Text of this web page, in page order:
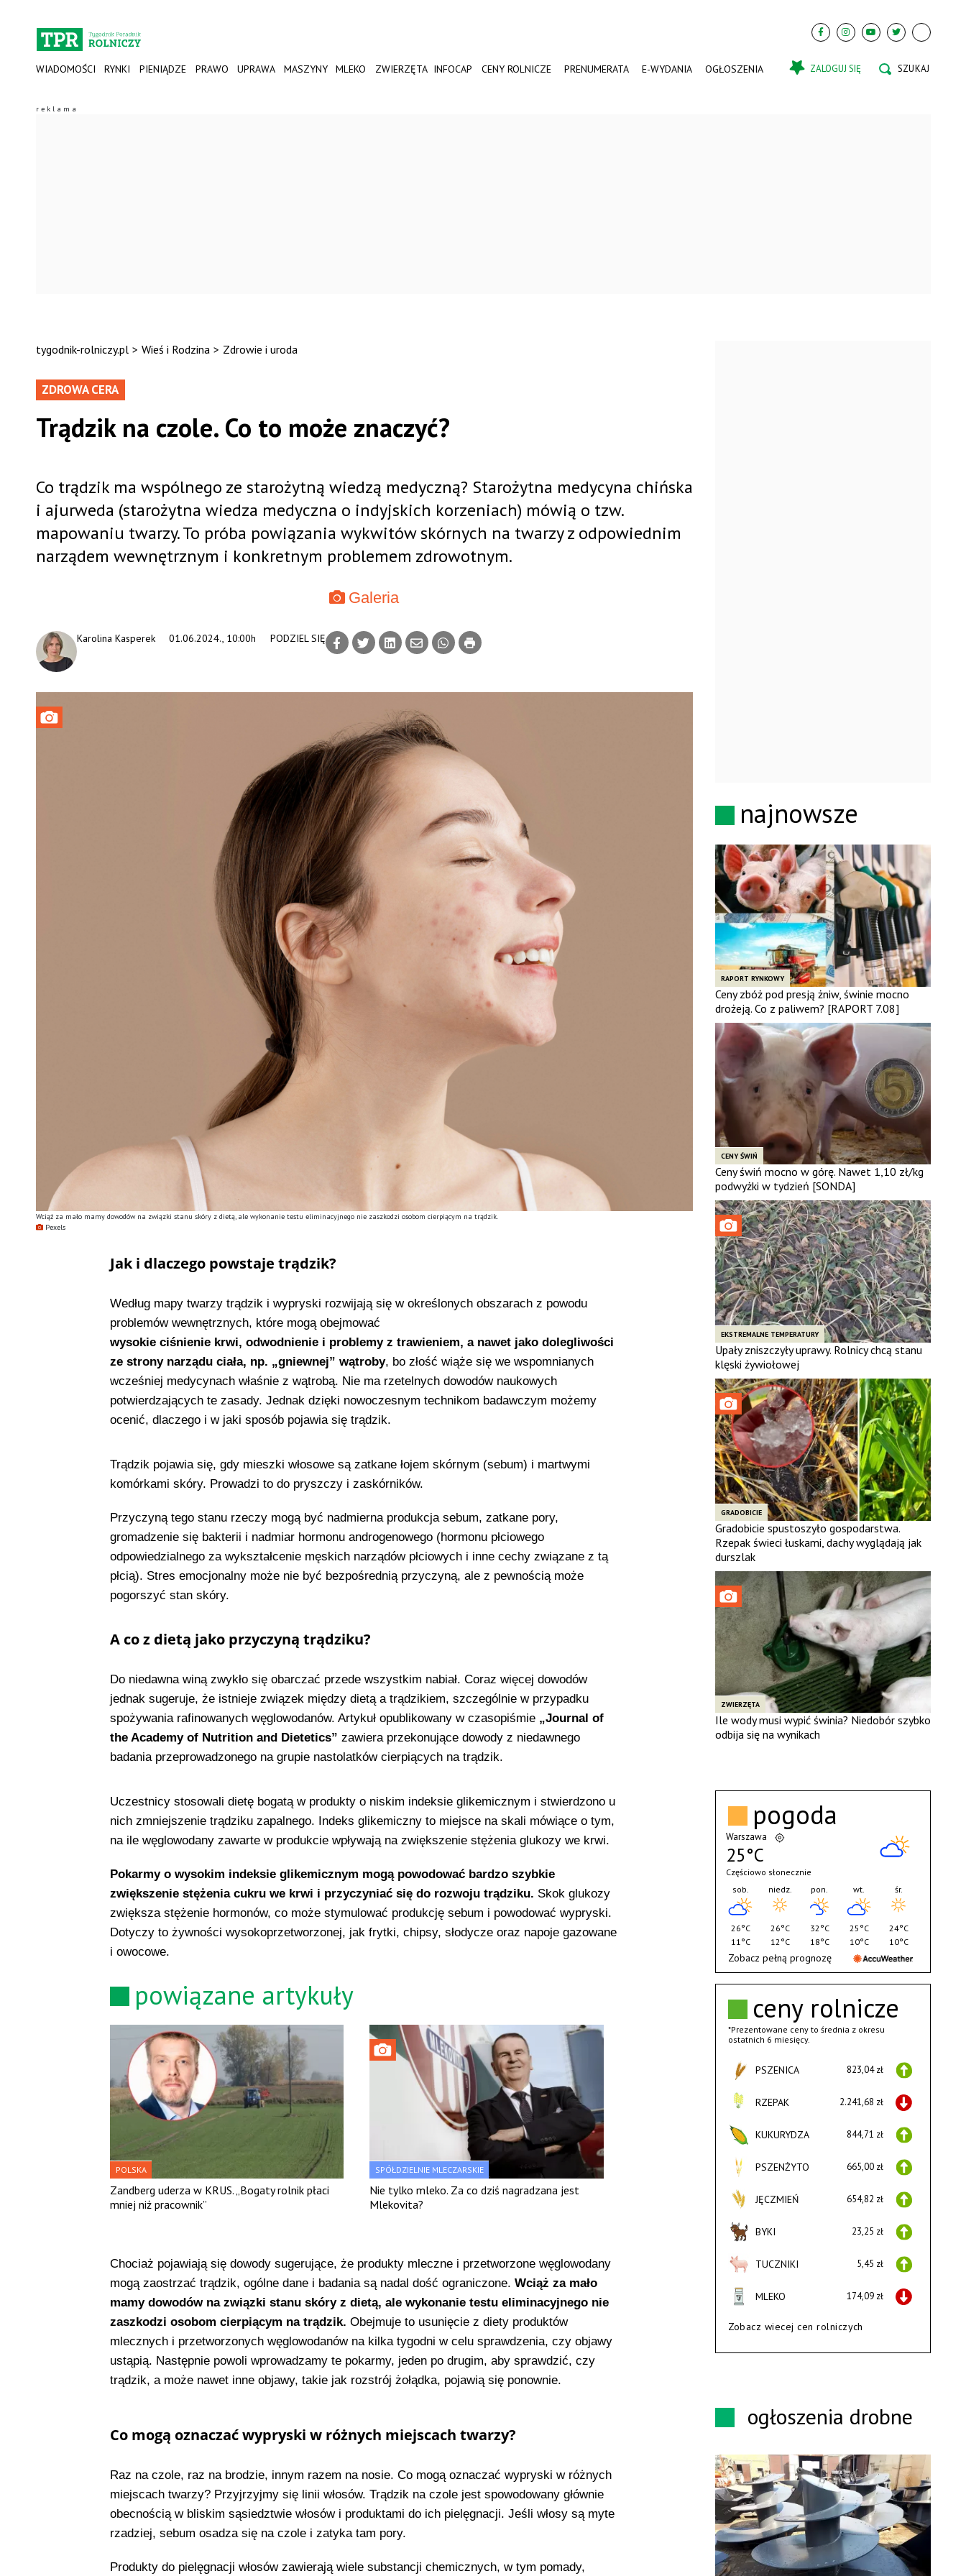
WIADOMOŚCI RYNKI PIENIĄDZE PRAWO UPRAWA MASZYNY MLEKO ZWIERZĘTA INFOCAP CENY ROLNICZE PRENUMERATA E-WYDANIA OGŁOSZENIA ZALOGUJ SIĘ
tygodnik-rolniczy.pl > Wieś i Rodzina > Zdrowie i uroda
Wciąż za mało mamy dowodów na związki stanu skóry z dietą, ale wykonanie testu eliminacyjnego nie zaszkodzi osobom cierpiącym na trądzik.
Pexels
ZDROWA CERA
Trądzik na czole. Co to może znaczyć?
01.06.2024., 10:00h
Karolina Kasperek PODZIEL SIĘ
Co trądzik ma wspólnego ze starożytną wiedzą medyczną? Starożytna medycyna chińska
i ajurweda (starożytna wiedza medyczna o indyjskich korzeniach) mówią o tzw.
mapowaniu twarzy. To próba powiązania wykwitów skórnych na twarzy z odpowiednim
narządem wewnętrznym i konkretnym problemem zdrowotnym.
Galeria
Jak i dlaczego powstaje trądzik?
Według mapy twarzy trądzik i wypryski rozwijają się w okreś­lonych obszarach z powodu
problemów wewnętrznych, które mogą obejmować
wysokie ciśnienie krwi, odwodnienie i problemy z trawieniem, a nawet jako dolegliwości
ze strony narządu ciała, np. „gniewnej” wątroby, bo złość wiąże się we wspomnianych
wcześniej medycynach właśnie z wątrobą. Nie ma rzetelnych dowodów naukowych
potwierdzających te zasady. Jednak dzięki nowoczesnym technikom badawczym możemy
ocenić, dlaczego i w jaki sposób pojawia się trądzik.
Trądzik pojawia się, gdy mieszki włosowe są zatkane łojem skórnym (sebum) i martwymi
komórkami skóry. Prowadzi to do pryszczy i zaskórników.
Przyczyną tego stanu rzeczy mogą być nadmierna produkcja sebum, zatkane pory,
gromadzenie się bakterii i nadmiar hormonu androgenowego (hormonu płciowego
odpowiedzialnego za wykształcenie męskich narządów płciowych i inne cechy związane z tą
płcią). Stres emocjonalny może nie być bezpośrednią przyczyną, ale z pewnością może
pogorszyć stan skóry.
A co z dietą jako przyczyną trądziku?
Do niedawna winą zwykło się obarczać przede wszystkim nabiał. Coraz więcej dowodów
jednak sugeruje, że istnieje związek między dietą a trądzikiem, szczególnie w przypadku
spożywania rafinowanych węglowodanów. Artykuł opublikowany w czasopiśmie „Journal of
the Academy of Nutrition and Dietetics” zawiera przekonujące dowody z niedawnego
badania przeprowadzonego na grupie nastolatków cierpiących na trądzik.
Uczestnicy stosowali dietę bogatą w produkty o niskim indeksie glikemicznym i stwierdzono u
nich zmniejszenie trądziku zapalnego. Indeks glikemiczny to miejsce na skali mówiące o tym,
na ile węglowodany zawarte w produkcie wpływają na zwiększenie stężenia glukozy we krwi.
Pokarmy o wysokim indeksie glikemicznym mogą powodować bardzo szybkie
zwiększenie stężenia cukru we krwi i przyczyniać się do rozwoju trądziku. Skok glukozy
zwiększa stężenie hormonów, co może stymulować produkcję sebum i powodować wypryski.
Dotyczy to żywności wysokoprzetworzonej, jak frytki, chipsy, słodycze oraz napoje gazowane
i owocowe.
powiązane artykuły
POLSKA
Zandberg uderza w KRUS. „Bogaty rolnik płaci
mniej niż pracownik”
SPÓŁDZIELNIE MLECZARSKIE
Nie tylko mleko. Za co dziś nagradzana jest
Mlekovita?
Chociaż pojawiają się dowody sugerujące, że produkty mleczne i przetworzone węglowodany
mogą zaostrzać trądzik, ogólne dane i badania są nadal dość ograniczone. Wciąż za mało
mamy dowodów na związki stanu skóry z dietą, ale wykonanie testu eliminacyjnego nie
zaszkodzi osobom cierpiącym na trądzik. Obejmuje to usunięcie z diety produktów
mlecznych i przetworzonych węglowodanów na kilka tygodni w celu sprawdzenia, czy objawy
ustąpią. Następnie powoli wprowadzamy te pokarmy, jeden po drugim, aby sprawdzić, czy
trądzik, a może nawet inne objawy, takie jak rozstrój żołądka, pojawią się ponownie.
Co mogą oznaczać wypryski w różnych miejscach twarzy?
Raz na czole, raz na brodzie, innym razem na nosie. Co mogą oznaczać wypryski w różnych
miejscach twarzy? Przyjrzyjmy się linii włosów. Trądzik na czole jest spowodowany głównie
obecnością w bliskim sąsiedztwie włosów i produktami do ich pielęgnacji. Jeśli włosy są myte
rzadziej, sebum osadza się na czole i zatyka tam pory.
Produkty do pielęgnacji włosów zawierają wiele substancji chemicznych, w tym pomady,
najnowsze
RAPORT RYNKOWY
Ceny zbóż pod presją żniw, świnie mocno
drożeją. Co z paliwem? [RAPORT 7.08]
CENY ŚWIŃ
Ceny świń mocno w górę. Nawet 1,10 zł/kg
podwyżki w tydzień [SONDA]
EKSTREMALNE TEMPERATURY
Upały zniszczyły uprawy. Rolnicy chcą stanu
klęski żywiołowej
GRADOBICIE
Gradobicie spustoszyło gospodarstwa.
Rzepak świeci łuskami, dachy wyglądają jak
durszlak
ZWIERZĘTA
Ile wody musi wypić świnia? Niedobór szybko
odbija się na wynikach
ceny rolnicze
*Prezentowane ceny to średnia z okresu
ostatnich 6 miesięcy.
PSZENICA 823,04 zł
RZEPAK 2.241,68 zł
KUKURYDZA 844,71 zł
PSZENŻYTO 665,00 zł
JĘCZMIEŃ 654,82 zł
BYKI 23,25 zł
TUCZNIKI 5,45 zł
MLEKO 174,09 zł
Zobacz wiecej cen rolniczych
pogoda
Warszawa
25°C
Częściowo słonecznie
sob.
26°C
11°C
niedz.
26°C
12°C
pon.
32°C
18°C
wt.
25°C
10°C
śr.
24°C
10°C
Zobacz pełną prognozę
ogłoszenia drobne